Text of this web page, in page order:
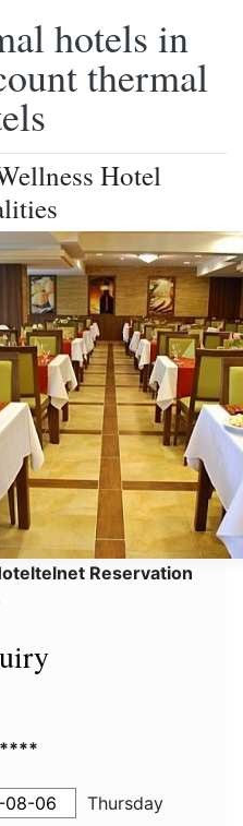
hotels in
thermal
Hotel
Reservation
****
Thursday